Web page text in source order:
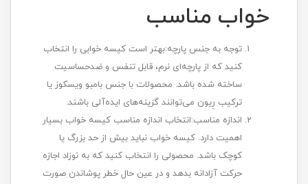
خواب مناسب
توجه به جنس پارچه:بهتر است کیسه خوابی را انتخاب
کنید که از پارچه‌ای نرم، قابل تنفس و ضدحساسیت
ساخته شده باشد. محصولات با جنس بامبو ویسکوز یا
ترکیب رِیون می‌توانند گزینه‌های ایده‌آلی باشند.
اندازه مناسب:انتخاب اندازه مناسب کیسه خواب بسیار
اهمیت دارد. کیسه خواب نباید بیش از حد بزرگ یا
کوچک باشد. محصولی را انتخاب کنید که به نوزاد اجازه
حرکت آزادانه بدهد و در عین حال خطر پوشاندن صورت